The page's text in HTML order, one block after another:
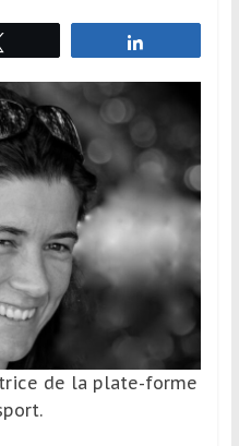
de la plate-forme